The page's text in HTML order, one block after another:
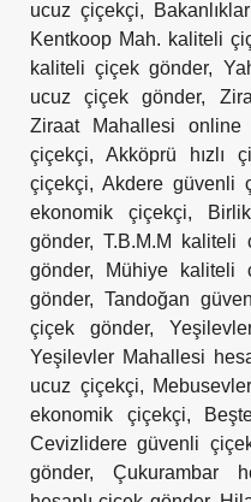
ucuz çiçekçi,
Kentkoop Mah. kaliteli
kaliteli çiçek gönder,
ucuz çiçek gönder,
Ziraat Mahallesi online
çiçekçi, Akköprü hızlı
çiçekçi, Akdere güvenli
ekonomik çiçekçi,
gönder,T.B.M.M kaliteli
gönder, Mühiye kaliteli
gönder,Tandoğan
çiçek gönder,
Yeşilevler Mahallesi
ucuz çiçekçi,
ekonomik çiçekçi,
Cevizlidere güvenli
gönder, Çukurambar